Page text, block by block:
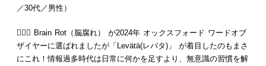
／30代／男性）
💁🏻‍♀️ Brain Rot（脳腐れ） が2024年 オックスフォード ワードオブ
ザイヤーに選ばれましたが「Levätä(レバタ)」 が着目したのもまさ
にこれ！情報過多時代は日常に何かを足すより、無意識の習慣を解